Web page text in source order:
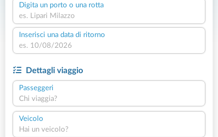
Digita un porto o una rotta
Inserisci una data di ritorno
Dettagli viaggio
Passeggeri
Chi viaggia?
Veicolo
Hai un veicolo?